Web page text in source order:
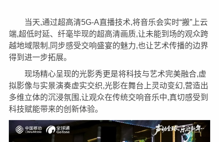
当天,通过超高清5G-A直播技术,将音乐会实时“搬”上云
端,超低时延、纤毫毕现的超高清画质,让未能到场的观众跨
越地域限制,同步感受交响盛宴的魅力,也让艺术传播的边界
得到进一步拓展。
现场精心呈现的光影秀更是将科技与艺术完美融合,虚
拟影像与实景演奏虚实交织,光影在舞台上灵动变幻,营造出
多维立体的沉浸氛围,让观众在传统交响音乐中,真切感受到
科技赋能带来的创新体验。